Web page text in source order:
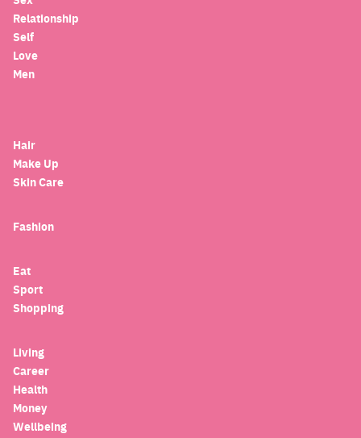
Relationship
Self
Love
Men
Hair
Make Up
Skin Care
Fashion
Eat
Sport
Shopping
Living
Career
Health
Money
Wellbeing